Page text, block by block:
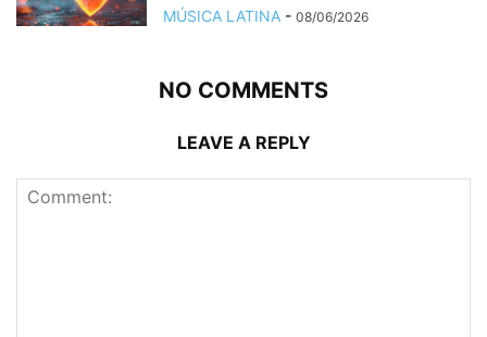
MÚSICA LATINA - 08/06/2026
NO COMMENTS
LEAVE A REPLY